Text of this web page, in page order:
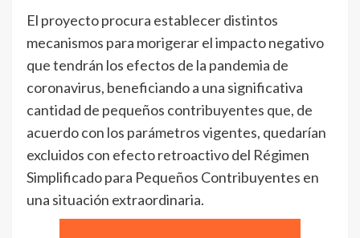
El proyecto procura establecer distintos
mecanismos para morigerar el impacto negativo
que tendrán los efectos de la pandemia de
coronavirus, beneficiando a una significativa
cantidad de pequeños contribuyentes que, de
acuerdo con los parámetros vigentes, quedarían
excluidos con efecto retroactivo del Régimen
Simplificado para Pequeños Contribuyentes en
una situación extraordinaria.